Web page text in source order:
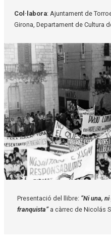
Col·labora: Ajuntament de
Girona, Departament de Cultura
Presentació del llibre: “Ni una,
franquista”a càrrec de Nicolás